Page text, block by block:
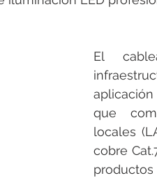
El
que
locales
cobre